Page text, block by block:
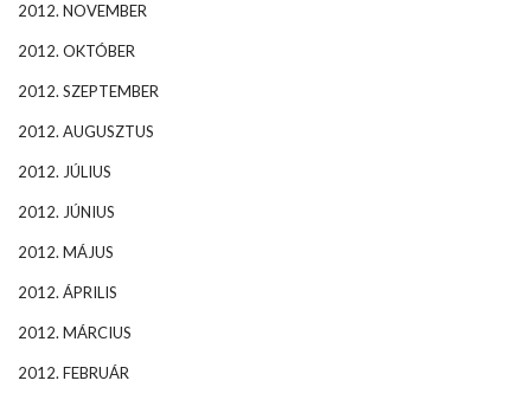
2012. NOVEMBER
2012. OKTÓBER
2012. SZEPTEMBER
2012. AUGUSZTUS
2012. JÚLIUS
2012. JÚNIUS
2012. MÁJUS
2012. ÁPRILIS
2012. MÁRCIUS
2012. FEBRUÁR